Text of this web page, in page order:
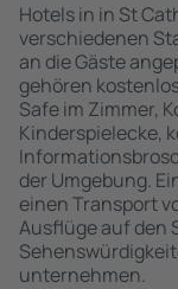
Hotels in in St
verschiedenen
an die Gäste
gehören
Safe im Zimmer,
Kinderspielecke,
der Umgebung.
einen Transport
Ausflüge auf den
unternehmen.